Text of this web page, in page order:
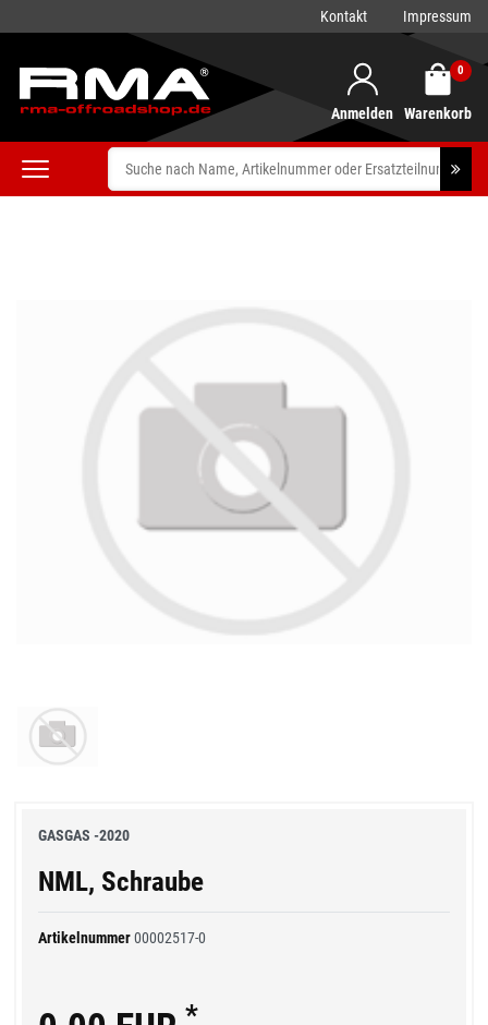
Kontakt Impressum
Anmelden
0
Warenkorb
GASGAS -2020
NML, Schraube
Artikelnummer00002517-0
*